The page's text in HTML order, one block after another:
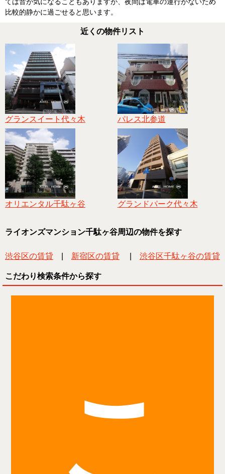
ては音が気になることもありますが、夜間は電車の運行がないため
比較的静かに過ごせると思います。
近くの物件リスト
グランスイート代々木 パレス北参道
オリエンタル千駄ヶ谷 グランドパーク代々木
ライオンズマンション千駄ヶ谷周辺の物件を探す
渋谷区の賃貸 新宿区の賃貸 渋谷区千駄ヶ谷の賃貸
こだわり検索条件から探す
こ